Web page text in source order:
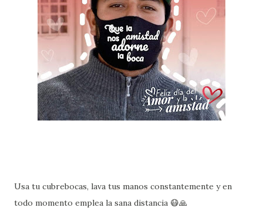
Usa tu cubrebocas, lava tus manos constantemente y en
todo momento emplea la sana distancia 😷🙏